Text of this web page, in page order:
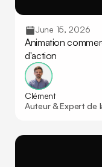
Animation
d'action
June 15, 2026
Clément
Auteur & Expert de